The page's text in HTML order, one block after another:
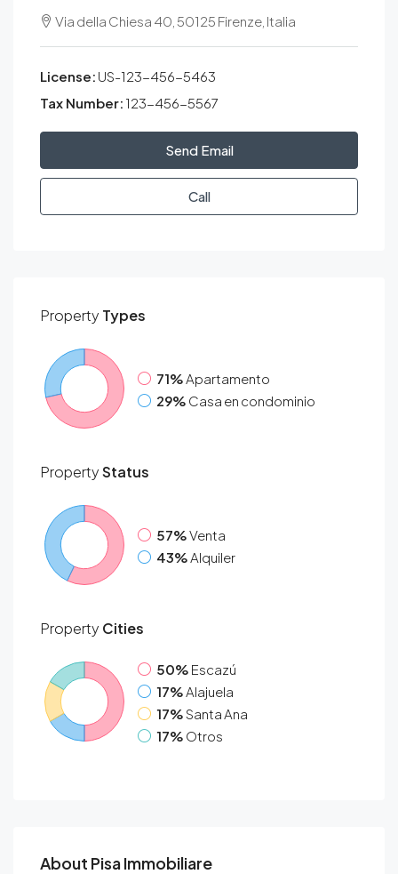
Via della Chiesa 40, 50125 Firenze, Italia
License: US-123-456-5463
Tax Number: 123-456-5567
Send Email
Call
Property Types
71%Apartamento
29% Casa en condominio
PropertyStatus
57%Venta
43%Alquiler
Property Cities
50% Escazú
17%Alajuela
17%Santa Ana
17% Otros
About Pisa Immobiliare